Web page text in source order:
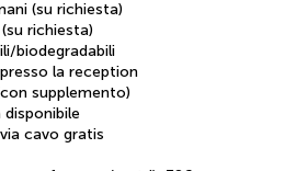
(su richiesta)
richiesta)
biodegradabili
la reception
supplemento)
cavo gratis